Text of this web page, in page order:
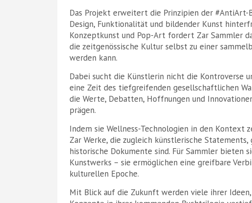
Das Projekt erweitert die Prinzipien der #AntiArt-
Design, Funktionalität und bildender Kunst
Konzeptkunst und Pop-Art fordert Zar Sammler
die zeitgenössische Kultur selbst zu einer
werden kann.
Dabei sucht die Künstlerin nicht die Kontroverse
eine Zeit des tiefgreifenden gesellschaftlichen
die Werte, Debatten, Hoffnungen und
prägen.
Indem sie Wellness-Technologien in den Kontext
Zar Werke, die zugleich künstlerische
historische Dokumente sind. Für Sammler bieten
Kunstwerks – sie ermöglichen eine greifbare
kulturellen Epoche.
Mit Blick auf die Zukunft werden viele ihrer